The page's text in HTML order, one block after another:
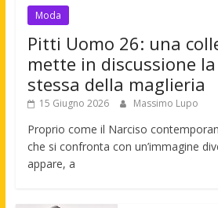
Moda
Pitti Uomo 26: una
mette in discussione
stessa della maglieria
15 Giugno 2026 Massimo Lupo
Proprio come il Narciso
che si confronta con un’immagine
appare, a